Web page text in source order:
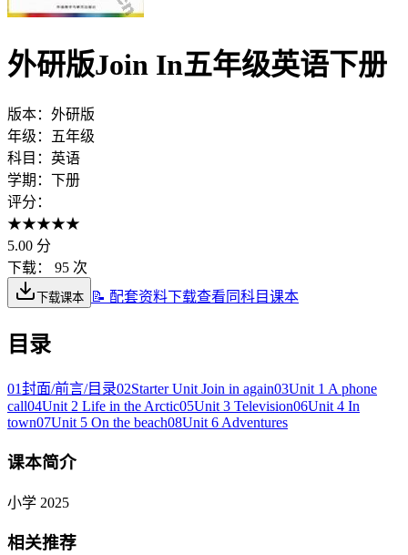
外研版Join In五年级英语下册
版本： 外研版
年级：
五年级
科目： 英语
学期： 下册
评分：
★★★★★
5.00 分
下载：
95 次
下载课本 📝 配套资料下载查看同科目课本
目录
01封面/前言/目录02Starter Unit Join in again03Unit 1 A phone
call04Unit 2 Life in the Arctic05Unit 3 Television06Unit 4 In
town07Unit 5 On the beach08Unit 6 Adventures
课本简介
小学 2025
相关推荐